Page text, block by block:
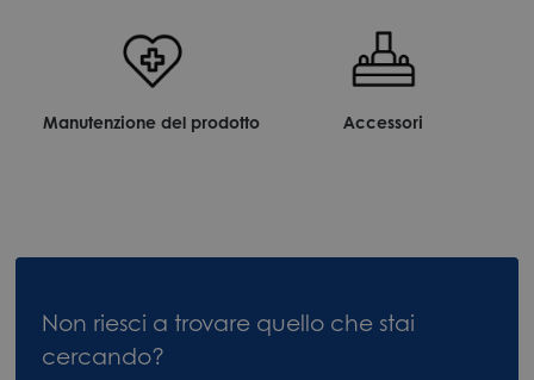
Manutenzione del prodotto Accessori
Non riesci a trovare quello che stai
cercando?